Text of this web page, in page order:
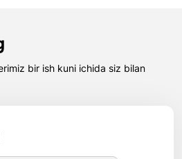
bir ish kuni ichida siz bilan